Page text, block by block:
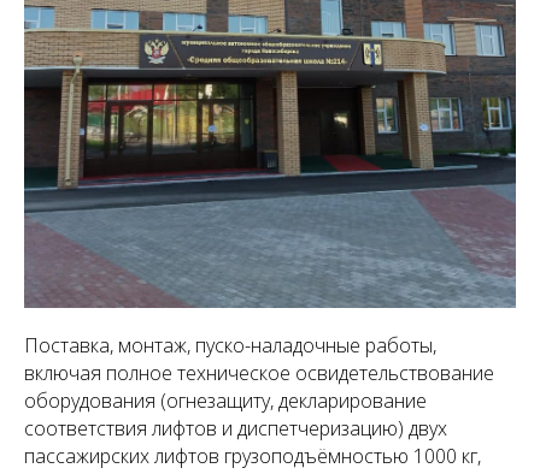
Поставка, монтаж, пуско-наладочные работы,
включая полное техническое освидетельствование
оборудования (огнезащиту, декларирование
соответствия лифтов и диспетчеризацию) двух
пассажирских лифтов грузоподъёмностью 1000 кг,